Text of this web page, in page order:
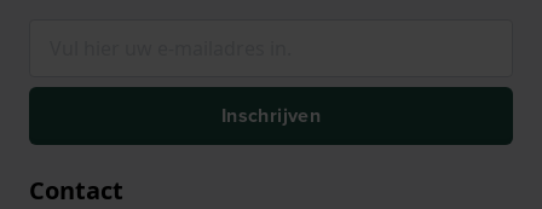
Inschrijven
Contact